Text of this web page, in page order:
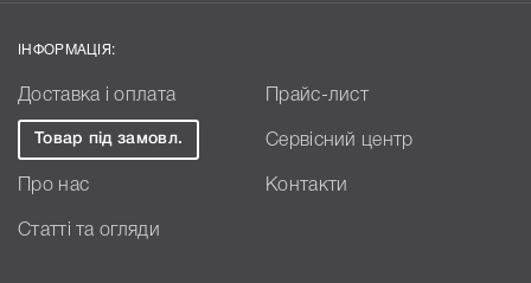
ІНФОРМАЦІЯ:
Доставка і оплата Прайс-лист
Товар під замовл. Сервісний центр
Про нас Контакти
Статті та огляди